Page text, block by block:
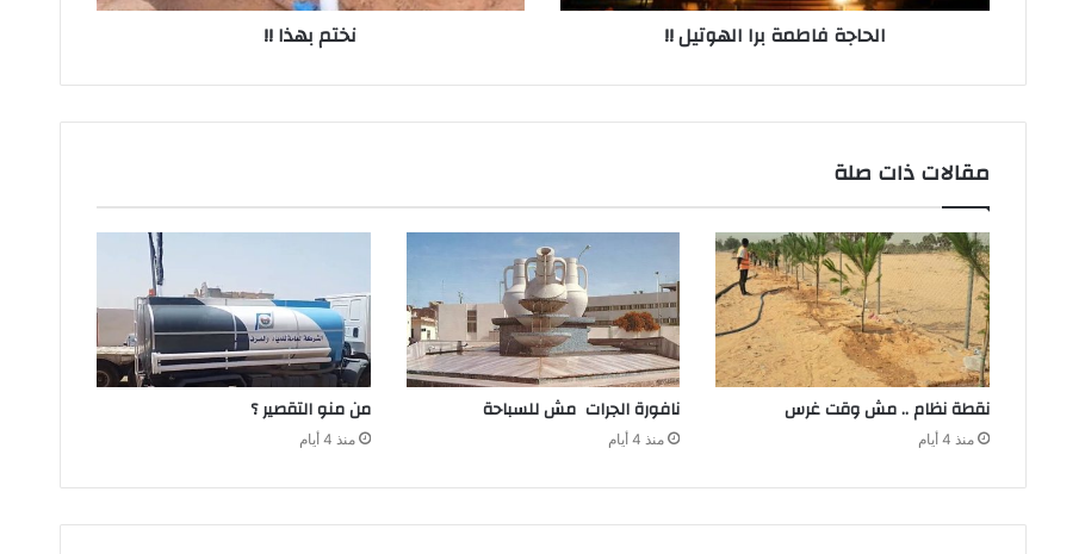
ن
الحاجة فاطمة برا الهوتيل !! نختم بهذا !!
مقالات ذات صلة
نقطة‭ ‬نظام‭ .. ‬مش‭ ‬وقت‭ ‬غرس
منذ 4 أيام
نافورة‭ ‬الجرات‭ ‬مش‭ ‬للسباحة‭ ‬
منذ 4 أيام
من‭ ‬منو‭ ‬التقصير‭ ‬؟
منذ 4 أيام